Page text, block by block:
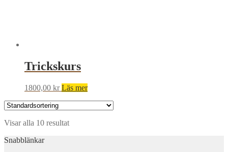
Trickskurs
1800,00 kr Läs mer
Visar alla 10 resultat
Snabblänkar